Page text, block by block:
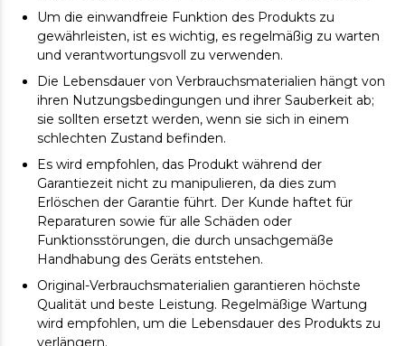
Um die einwandfreie Funktion des Produkts zu
gewährleisten, ist es wichtig, es regelmäßig zu warten
und verantwortungsvoll zu verwenden.
Die Lebensdauer von Verbrauchsmaterialien hängt von
ihren Nutzungsbedingungen und ihrer Sauberkeit ab;
sie sollten ersetzt werden, wenn sie sich in einem
schlechten Zustand befinden.
Es wird empfohlen, das Produkt während der
Garantiezeit nicht zu manipulieren, da dies zum
Erlöschen der Garantie führt. Der Kunde haftet für
Reparaturen sowie für alle Schäden oder
Funktionsstörungen, die durch unsachgemäße
Handhabung des Geräts entstehen.
Original-Verbrauchsmaterialien garantieren höchste
Qualität und beste Leistung. Regelmäßige Wartung
wird empfohlen, um die Lebensdauer des Produkts zu
verlängern.